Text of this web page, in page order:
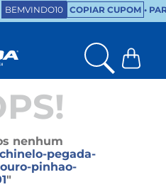
BEMVINDO10 COPIAR CUPOM •
nenhum
chinelo-pegada-
pinhao-
"